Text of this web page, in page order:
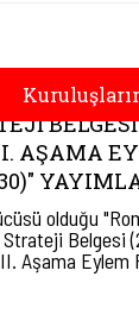
BELGESI
AŞAMA
olduğu
Strateji Belgesi
Aşama Eylem